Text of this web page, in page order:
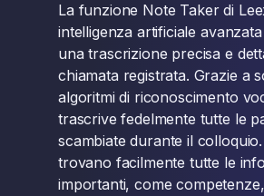
La funzione Note Taker di
intelligenza artificiale
una trascrizione precisa e
chiamata registrata. Grazie a
algoritmi di riconoscimento
trascrive fedelmente tutte le
scambiate durante il
trovano facilmente tutte le
importanti, come